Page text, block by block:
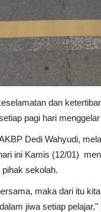
dan
pagi hari
Dedi Wahyudi,
ini Kamis (12/01)
sekolah.
maka dari itu
jiwa setiap pelajar,"